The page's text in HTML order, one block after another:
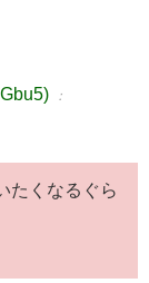
：
たくなるぐら